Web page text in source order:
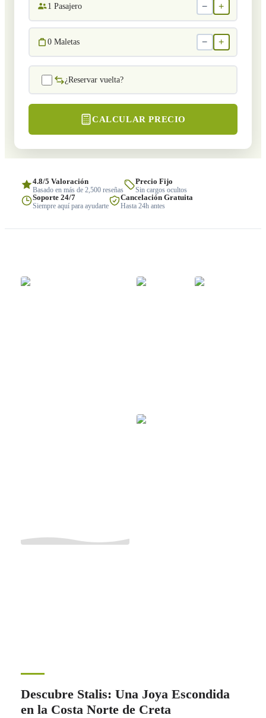
1 Pasajero − +
0 Maletas − +
¿Reservar vuelta?
CALCULAR PRECIO
4.8/5 Valoración
Basado en más de 2,500 reseñas
Precio Fijo
Sin cargos ocultos
Soporte 24/7
Siempre aquí para ayudarte
Cancelación Gratuita
Hasta 24h antes
Descubre Stalis: Una Joya Escondida
en la Costa Norte de Creta